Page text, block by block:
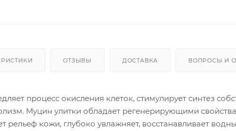
ОТЗЫВЫ ДОСТАВКА ВОПРОСЫ И
процесс окисления клеток, стимулирует синтез
Муцин улитки обладает регенерирующими
рельеф кожи, глубоко увлажняет, восстанавливает